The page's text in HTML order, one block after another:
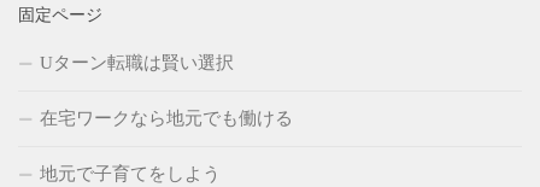
固定ページ
Uターン転職は賢い選択
在宅ワークなら地元でも働ける
地元で子育てをしよう